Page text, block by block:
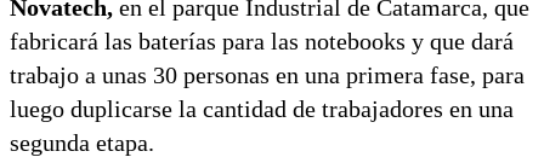
Novatech, en el parque Industrial de Catamarca, que
fabricará las baterías para las notebooks y que dará
trabajo a unas 30 personas en una primera fase, para
luego duplicarse la cantidad de trabajadores en una
segunda etapa.